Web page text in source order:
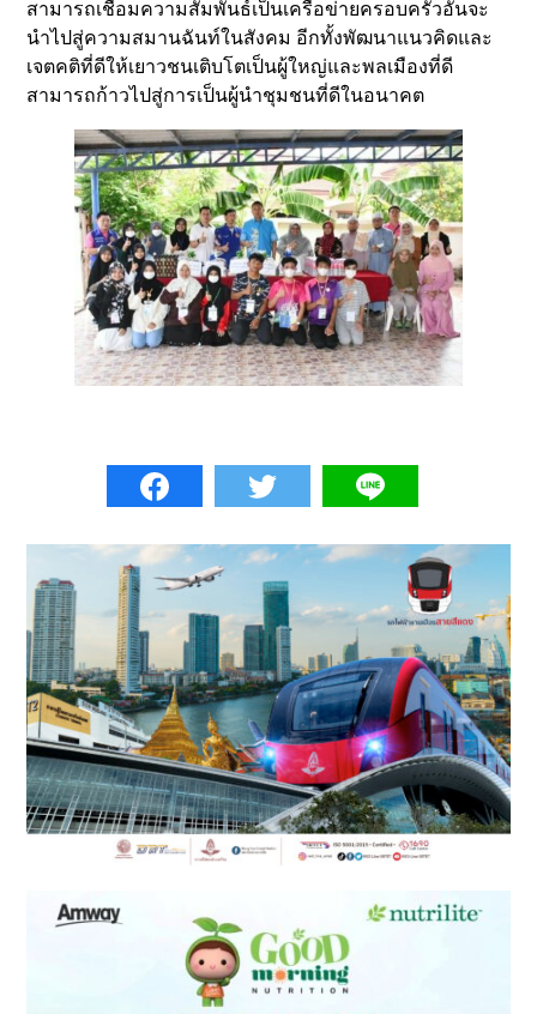
สามารถเชื่อมความสัมพันธ์เป็นเครือข่ายครอบครัวอันจะ
นำไปสู่ความสมานฉันท์ในสังคม อีกทั้งพัฒนาแนวคิดและ
เจตคติที่ดีให้เยาวชนเติบโตเป็นผู้ใหญ่และพลเมืองที่ดี
สามารถก้าวไปสู่การเป็นผู้นำชุมชนที่ดีในอนาคต